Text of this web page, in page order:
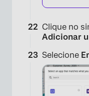
Clique no
Adicionar
Selecione